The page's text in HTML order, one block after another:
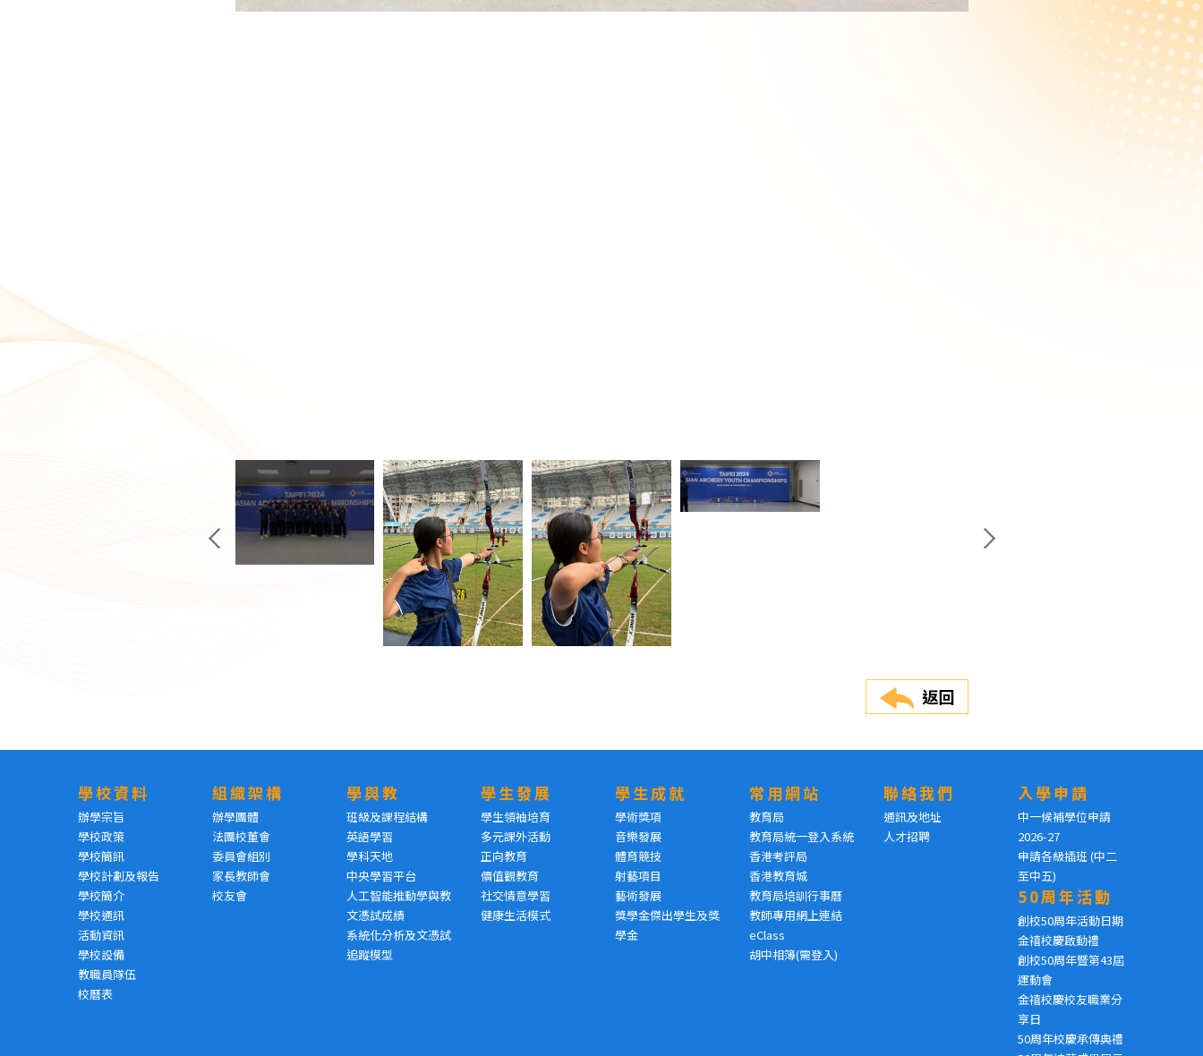
返回
學校資料
辦學宗旨
學校政策
學校簡訊
學校計劃及報告
學校簡介
學校通訊
活動資訊
學校設備
教職員隊伍
校曆表
組織架構
辦學團體
法團校董會
委員會組別
家長教師會
校友會
學與教
班級及課程結構
英語學習
學科天地
中央學習平台
人工智能推動學與教
文憑試成績
系統化分析及文憑試
追蹤模型
學生發展
學生領袖培育
多元課外活動
正向教育
價值觀教育
社交情意學習
健康生活模式
學生成就
學術獎項
音樂發展
體育競技
射藝項目
藝術發展
獎學金傑出學生及獎
學金
常用網站
教育局
教育局統一登入系統
香港考評局
香港教育城
教育局培訓行事曆
教師專用網上連結
eClass
胡中相簿(需登入)
聯絡我們
通訊及地址
人才招聘
入學申請
中一候補學位申請
2026-27
申請各級插班 (中二
至中五)
50周年活動
創校50周年活動日期
金禧校慶啟動禮
創校50周年暨第43屆
運動會
金禧校慶校友職業分
享日
50周年校慶承傳典禮